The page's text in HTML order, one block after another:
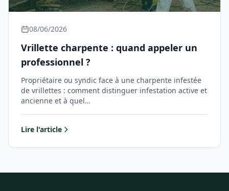
08/06/2026
Vrillette charpente : quand appeler un
professionnel ?
Propriétaire ou syndic face à une charpente infestée
de vrillettes : comment distinguer infestation active et
ancienne et à quel…
Lire l'article